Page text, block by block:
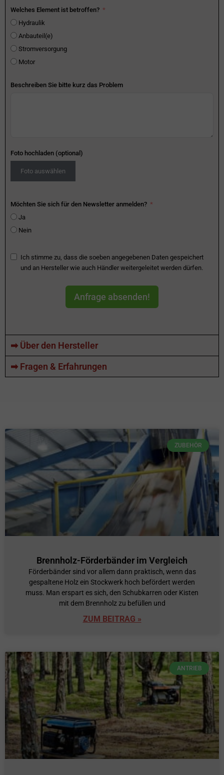
Welches Element ist betroffen?
Hydraulik
Anbauteil(e)
Stromversorgung
Motor
Beschreiben Sie bitte kurz das Problem
Foto hochladen (optional)
Foto auswählen
Möchten Sie sich für den Newsletter anmelden?
Ja
Nein
Ich stimme zu, dass die soeben angegebenen Daten gespeichert
und an Hersteller wie auch Händler weitergeleitet werden dürfen.
Anfrage absenden!
➡ Über den Hersteller
➡ Fragen & Erfahrungen
ZUBEHÖR
Brennholz-Förderbänder im Vergleich
Förderbänder sind vor allem dann praktisch, wenn das
gespaltene Holz ein Stockwerk hoch befördert werden
muss. Man erspart es sich, den Schubkarren oder Kisten
mit dem Brennholz zu befüllen und
ZUM BEITRAG »
ANTRIEB